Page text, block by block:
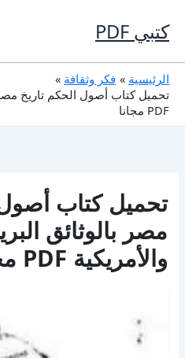
إلى
المحتوى
كتبي PDF
الرئيسية
فكر وثقافة
تحميل كتاب أصول الحكم تاريخ مصر
PDF مجانا
تحميل كتاب
مصر بالوثائق
والأمريكية PDF مجانا